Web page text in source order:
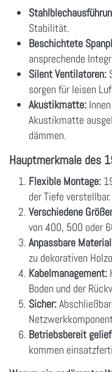
Stabilität.
Beschichtete
ansprechende
Silent Ventilatoren:
sorgen für leisen
Akustikmatte:
Akustikmatte
dämmen.
Hauptmerkmale des
Flexible Montage:
der Tiefe verstellbar.
Verschiedene
von 400, 500 oder
Anpassbare
zu dekorativen
Kabelmanagement:
Boden und der
Sicher:
Betriebsbereit
kommen